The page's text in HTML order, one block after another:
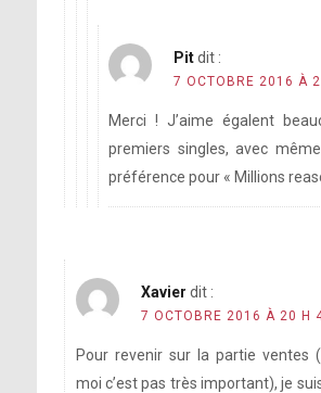
Pit dit :
7 OCTOBRE 2016 À
Merci ! J’aime égalent
premiers singles, avec
préférence pour « Millions
Xavier dit :
7 OCTOBRE 2016 À 20 H
Pour revenir sur la partie ventes
moi c’est pas très important), je